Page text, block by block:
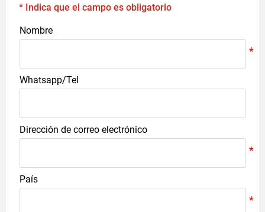
* Indica que el campo es obligatorio
Nombre
Whatsapp/Tel
Dirección de correo electrónico
País